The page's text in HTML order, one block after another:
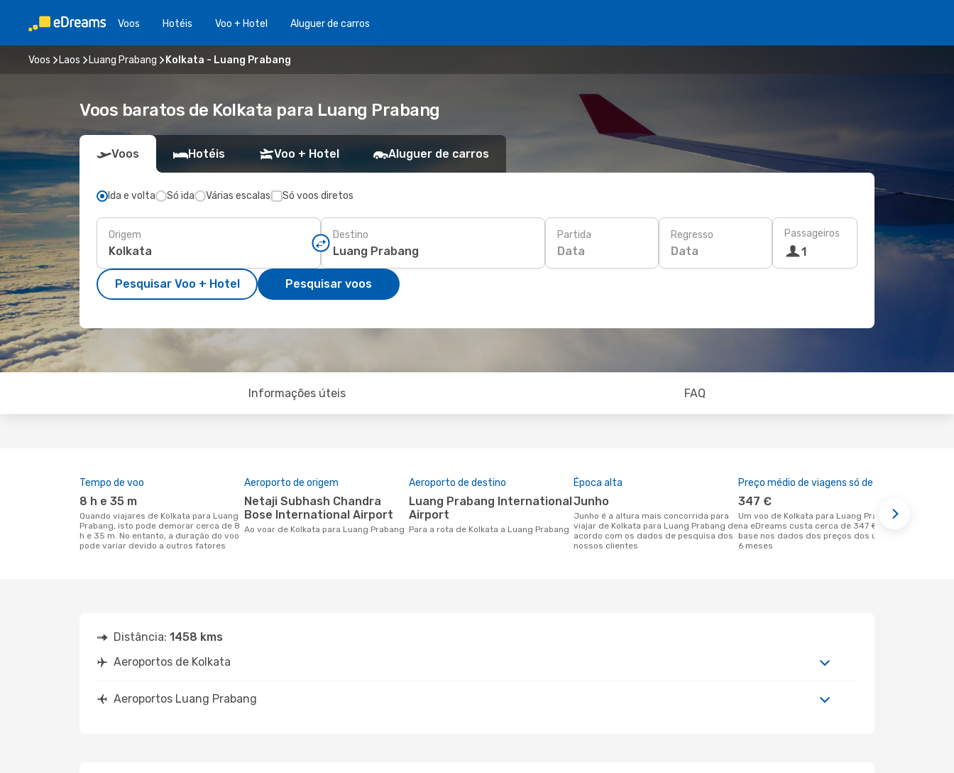
Voos Hotéis Voo + Hotel Aluguer de carros
Voos Laos Luang Prabang Kolkata - Luang Prabang
Voos baratos de Kolkata para Luang Prabang
Voos Hotéis Voo + Hotel Aluguer de carros
Ida e volta Só ida Várias escalas Só voos diretos
Origem Destino Partida
Data
Regresso
Data
Passageiros
1
Pesquisar Voo + Hotel Pesquisar voos
Informações úteis FAQ
Tempo de voo
8 h e 35 m
Quando viajares de Kolkata para Luang
Prabang, isto pode demorar cerca de 8
h e 35 m. No entanto, a duração do voo
pode variar devido a outros fatores
Aeroporto de origem
Netaji Subhash Chandra
Bose International Airport
Ao voar de Kolkata para Luang Prabang
Aeroporto de destino
Luang Prabang International
Airport
Para a rota de Kolkata a Luang Prabang
Época alta
junho
junho é a altura mais concorrida para
viajar de Kolkata para Luang Prabang de
acordo com os dados de pesquisa dos
nossos clientes
Preço médio de viagens só de ida
347 €
Um voo de Kolkata para Luang Prabang
na eDreams custa cerca de 347 €, com
base nos dados dos preços dos últimos
6 meses
Distância: 1458 kms
Aeroportos de Kolkata
Aeroportos Luang Prabang